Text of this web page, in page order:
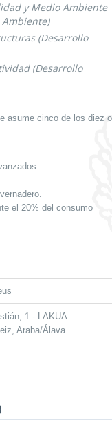
y Medio Ambiente
(Desarrollo
(Desarrollo
asume cinco de los diez
el 20% del consumo
1 - LAKUA
Araba/Álava